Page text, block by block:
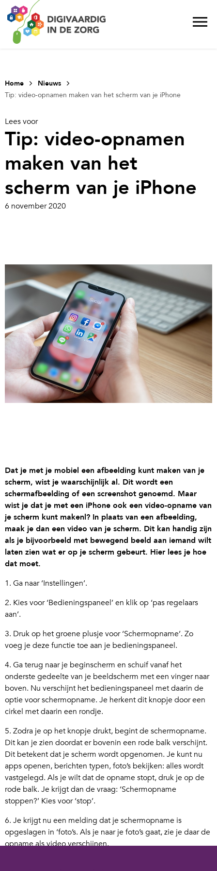
Home
Nieuws
Tip: video-opnamen maken van het scherm van je iPhone
Lees voor
Tip: video-opnamen
maken van het
scherm van je iPhone
6 november 2020
Dat je met je mobiel een afbeelding kunt maken van je
scherm, wist je waarschijnlijk al. Dit wordt een
schermafbeelding of een screenshot genoemd. Maar
wist je dat je met een iPhone ook een video-opname van
je scherm kunt makenl? In plaats van een afbeelding,
maak je dan een video van je scherm. Dit kan handig zijn
als je bijvoorbeeld met bewegend beeld aan iemand wilt
laten zien wat er op je scherm gebeurt. Hier lees je hoe
dat moet.
1. Ga naar ‘Instellingen’.
2. Kies voor ‘Bedieningspaneel’ en klik op ‘pas regelaars
aan’.
3. Druk op het groene plusje voor ‘Schermopname’. Zo
voeg je deze functie toe aan je bedieningspaneel.
4. Ga terug naar je beginscherm en schuif vanaf het
onderste gedeelte van je beeldscherm met een vinger naar
boven. Nu verschijnt het bedieningspaneel met daarin de
optie voor schermopname. Je herkent dit knopje door een
cirkel met daarin een rondje.
5. Zodra je op het knopje drukt, begint de schermopname.
Dit kan je zien doordat er bovenin een rode balk verschijnt.
Dit betekent dat je scherm wordt opgenomen. Je kunt nu
apps openen, berichten typen, foto’s bekijken: alles wordt
vastgelegd. Als je wilt dat de opname stopt, druk je op de
rode balk. Je krijgt dan de vraag: ‘Schermopname
stoppen?’ Kies voor ‘stop’.
6. Je krijgt nu een melding dat je schermopname is
opgeslagen in ‘foto’s. Als je naar je foto’s gaat, zie je daar de
opname als video verschijnen.